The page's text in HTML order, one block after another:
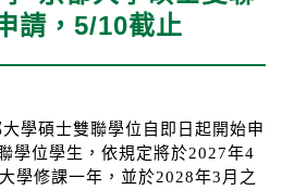
請，5/10截止
學碩士雙聯學位自即日起開始申
學位學生，依規定將於2027年4
學修課一年，並於2028年3月之